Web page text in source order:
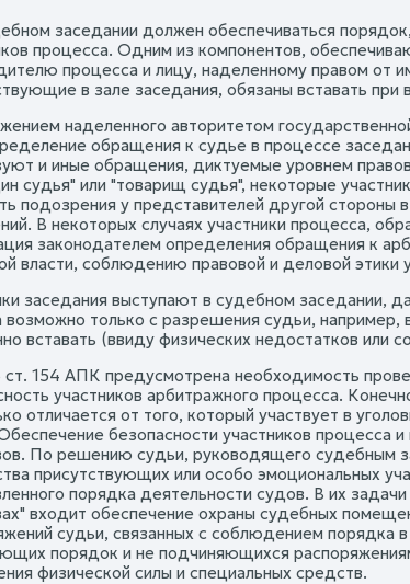
заседании должен обеспечиваться
процесса. Одним из компонентов,
процесса и лицу, наделенному правом от
в зале заседания, обязаны вставать
наделенного авторитетом
обращения к судье в процессе
и иные обращения, диктуемые уровнем
судья" или "товарищ судья", некоторые
подозрения у представителей другой
В некоторых случаях участники процесса,
законодателем определения обращения к
власти, соблюдению правовой и деловой этики
заседания выступают в судебном заседании,
возможно только с разрешения судьи, например,
вставать (ввиду физических недостатков или
ст. 154 АПК предусмотрена необходимость
участников арбитражного процесса.
отличается от того, который участвует в
безопасности участников процесса
По решению судьи, руководящего судебным
присутствующих или особо эмоциональных
порядка деятельности судов. В их
входит обеспечение охраны судебных
судьи, связанных с соблюдением порядка
порядок и не подчиняющихся
физической силы и специальных средств.